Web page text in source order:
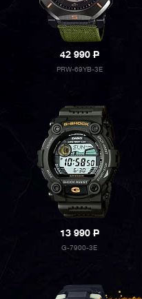
42 990P
PRW-69YB-3E
13 990P
G-7900-3E